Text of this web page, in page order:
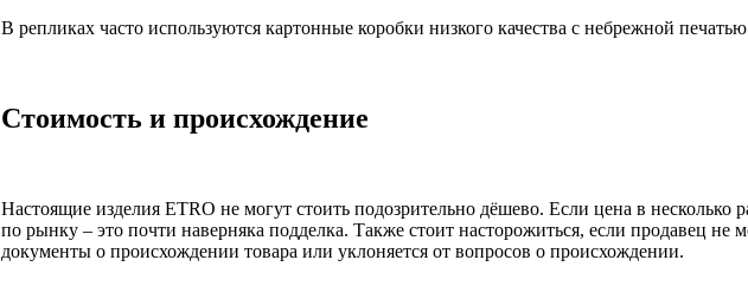
В репликах часто используются картонные коробки низкого качества с небрежной
Стоимость и происхождение
Настоящие изделия ETRO не могут стоить подозрительно дёшево. Если цена в несколько
по рынку – это почти наверняка подделка. Также стоит насторожиться, если продавец не
документы о происхождении товара или уклоняется от вопросов о происхождении.